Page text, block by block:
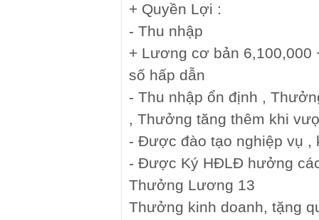
+ Quyền Lợi :
- Thu nhập
+ Lương cơ bản 6,100,000
số hấp dẫn
- Thu nhập ổn định ,
, Thưởng tăng thêm khi
- Được đào tạo nghiệp vụ ,
- Được Ký HĐLĐ hưởng
Thưởng Lương 13
Thưởng kinh doanh, tặng